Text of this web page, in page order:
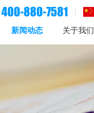
400-880-7581
新闻动态 关于我们